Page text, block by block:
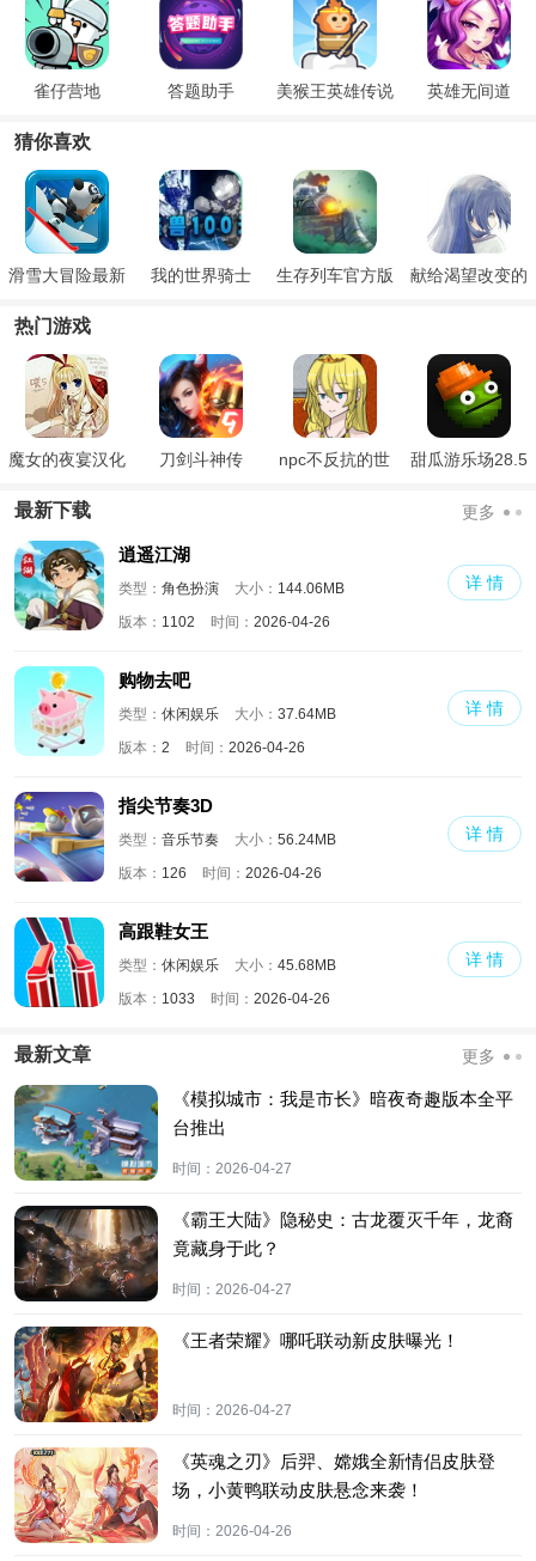
雀仔营地 答题助手 美猴王英雄传说 英雄无间道
猜你喜欢
滑雪大冒险最新
我的世界骑士
生存列车官方版
献给渴望改变的
热门游戏
魔女的夜宴汉化
刀剑斗神传
npc不反抗的世
甜瓜游乐场28.5
最新下载 更多
逍遥江湖
类型： 角色扮演 大小： 144.06MB
版本： 1102 时间： 2026-04-26
详 情
购物去吧
类型： 休闲娱乐 大小： 37.64MB
版本： 2 时间： 2026-04-26
详 情
指尖节奏3D
类型： 音乐节奏 大小： 56.24MB
版本： 126 时间： 2026-04-26
详 情
高跟鞋女王
类型： 休闲娱乐 大小： 45.68MB
版本： 1033 时间： 2026-04-26
详 情
最新文章 更多
《模拟城市：我是市长》暗夜奇趣版本全平
台推出
时间： 2026-04-27
《霸王大陆》隐秘史：古龙覆灭千年，龙裔
竟藏身于此？
时间： 2026-04-27
《王者荣耀》哪吒联动新皮肤曝光！
时间： 2026-04-27
《英魂之刃》后羿、嫦娥全新情侣皮肤登
场，小黄鸭联动皮肤悬念来袭！
时间： 2026-04-26